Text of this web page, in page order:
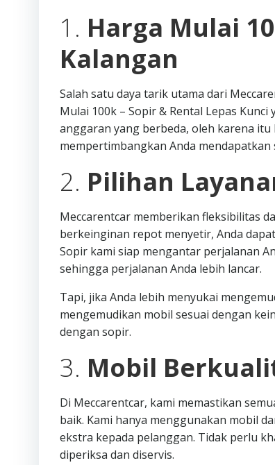
1. Harga Mulai
Kalangan
Salah satu daya tarik utama dari
Mulai 100k – Sopir & Rental Lepas
anggaran yang berbeda, oleh karena
mempertimbangkan Anda
2. Pilihan
Meccarentcar memberikan fleksibilitas
berkeinginan repot menyetir, Anda
Sopir kami siap mengantar perjalanan
sehingga perjalanan Anda lebih lancar.
Tapi, jika Anda lebih menyukai
mengemudikan mobil sesuai dengan
dengan sopir.
3. Mobil
Di Meccarentcar, kami memastikan
baik. Kami hanya menggunakan mobil
ekstra kepada pelanggan. Tidak perlu
diperiksa dan diservis.